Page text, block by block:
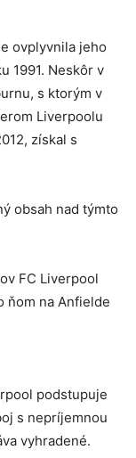
ovplyvnila jeho
1991. Neskôr v
s ktorým v
Liverpoolu
získal s
obsah nad týmto
FC Liverpool
ňom na Anfielde
podstupuje
s nepríjemnou
vyhradené.